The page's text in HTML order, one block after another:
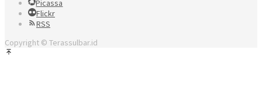
Picassa
Flickr
RSS
Copyright © Terassulbar.id